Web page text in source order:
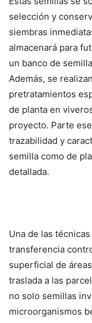
selección y
siembras
almacenará para
un banco de
Además, se
pretratamientos
de planta en
proyecto. Parte
trazabilidad y
semilla como de
detallada.
Una de las
transferencia
superficial de
traslada a las
no solo semillas
microorganismos